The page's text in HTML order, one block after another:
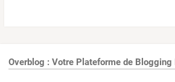
Overblog : Votre Plateforme de